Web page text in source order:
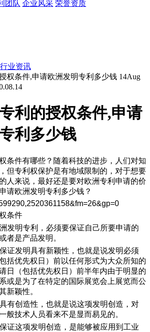
团队 企业风采 荣誉资质
行业资讯
14Aug
利的授权条件,申请
利多少钱
条件有哪些？随着科技的进步，人们对知
但专利权保护是有地域限制的，对于想要
人来说，最好还是要对欧洲专利申请的价
请欧洲发明专利多少钱？
条件
发明专利，必须要保证自己所要申请的
者是产品发明。
证发明具有新颖性，也就是说发明必须
括优先权日）前以任何形式为大众所知的
日（包括优先权日）前半年内由于明显的
或是为了在特定的国际展览会上展览而公
新颖性。
有创造性，也就是说这项发明创造，对
般技术人员看来不是显而易见的。
证这项发明创造，是能够被应用到工业